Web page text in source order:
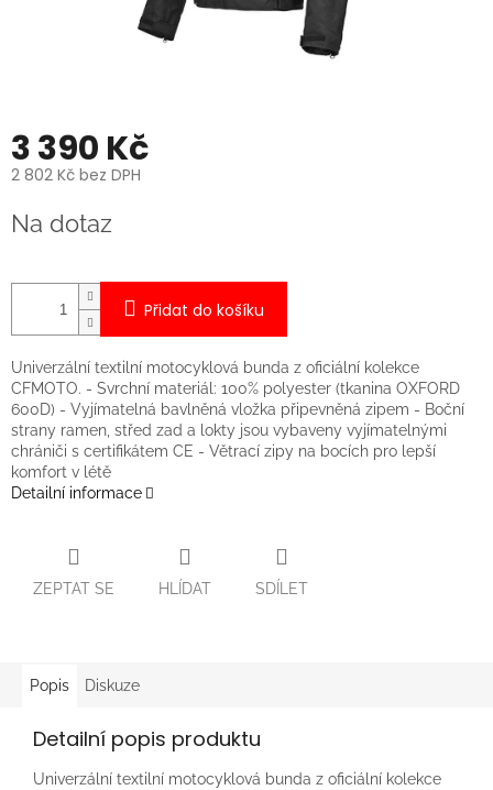
3 390 Kč
2 802 Kč bez DPH
cena:
Na dotaz
Přidat do košíku
Univerzální textilní motocyklová bunda z oficiální kolekce
CFMOTO. - Svrchní materiál: 100% polyester (tkanina OXFORD
600D) - Vyjímatelná bavlněná vložka připevněná zipem - Boční
strany ramen, střed zad a lokty jsou vybaveny vyjímatelnými
chrániči s certifikátem CE - Větrací zipy na bocích pro lepší
komfort v létě
Detailní informace
ZEPTAT SE HLÍDAT SDÍLET
Popis Diskuze
Detailní popis produktu
Univerzální textilní motocyklová bunda z oficiální kolekce